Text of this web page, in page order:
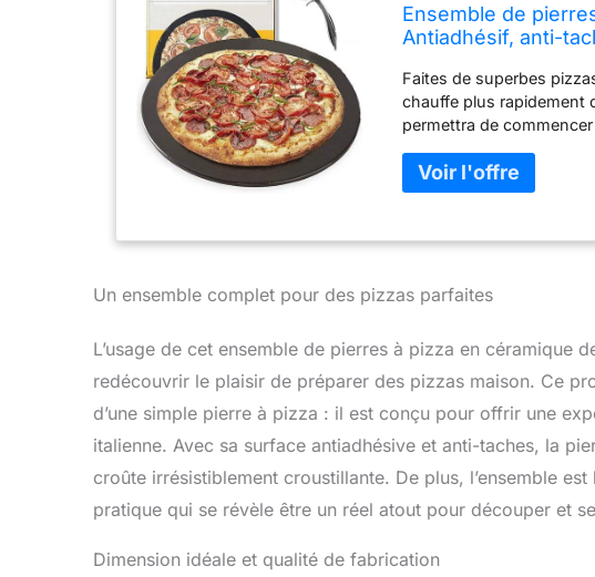
Ensemble de
Antiadhésif, anti-
Faites de superbes
chauffe plus rapidement
permettra de
Croustillant au menu :
rectangulaire permettent
pierre préchauffée en la
désordre : notre pierre
et aux brûlures,
éponge savonneuse et
four est non collante
pierre à pizza pour four
un revêtement résistant
des températures très
signifie qu'elle n'altère
cuisinières à gaz, tout
pierre de cuisson pour le
Un ensemble complet pour des pizzas parfaites
L’usage de cet ensemble de pierres à pizza en céramique
redécouvrir le plaisir de préparer des pizzas maison. Ce
d’une simple pierre à pizza : il est conçu pour offrir une
italienne. Avec sa surface antiadhésive et anti-taches, la
croûte irrésistiblement croustillante. De plus, l’ensemble
pratique qui se révèle être un réel atout pour découper et
Dimension idéale et qualité de fabrication